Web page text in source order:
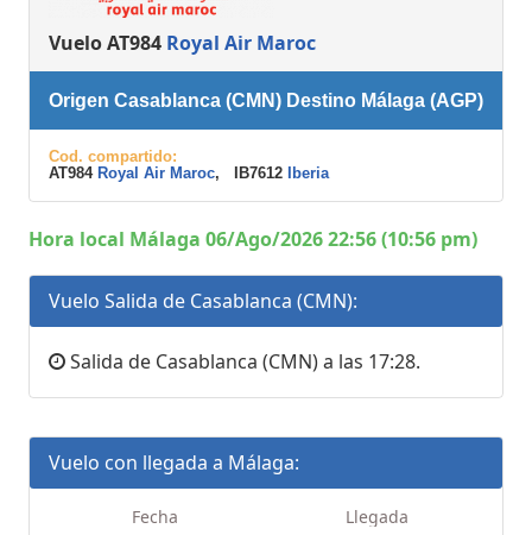
Vuelo AT984 Royal Air Maroc
Origen Casablanca (CMN) Destino Málaga (AGP)
Cod. compartido:
AT984 Royal Air Maroc, IB7612 Iberia
Hora local Málaga 06/Ago/2026 22:56 (10:56 pm)
Vuelo Salida de Casablanca (CMN):
Salida de Casablanca (CMN) a las 17:28.
Vuelo con llegada a Málaga:
Fecha Llegada